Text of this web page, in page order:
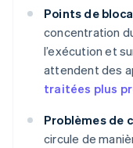
Points de
concentration
l’exécution et
attendent des
traitées plus
Problèmes de
circule de